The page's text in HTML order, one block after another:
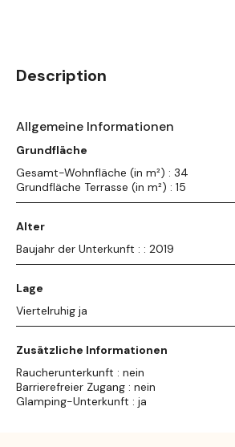
Description
Allgemeine Informationen
Grundfläche
Gesamt-Wohnfläche (in m²) : 34
Grundfläche Terrasse (in m²) : 15
Alter
Baujahr der Unterkunft : : 2019
Lage
Viertelruhig ja
Zusätzliche Informationen
Raucherunterkunft : nein
Barrierefreier Zugang : nein
Glamping-Unterkunft : ja